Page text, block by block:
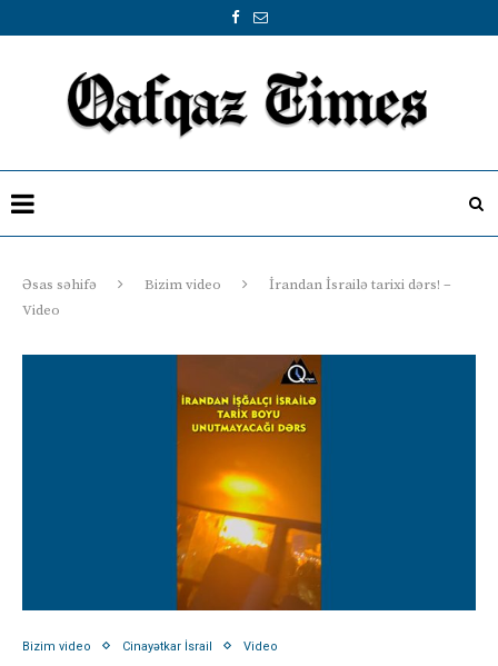
Əsas səhifə Bizim video
İrandan İsrailə tarixi dərs! –
Video
Bizim video Cinayətkar İsrail Video